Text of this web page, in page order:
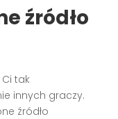
źródło
tak
innych graczy.
źródło